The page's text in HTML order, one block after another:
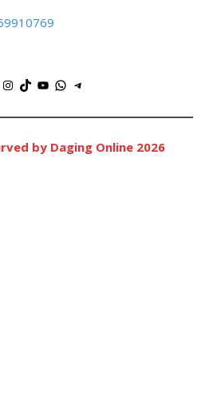
Instagram
TikTok
YouTube
WhatsApp
Telegram
by Daging Online 2026